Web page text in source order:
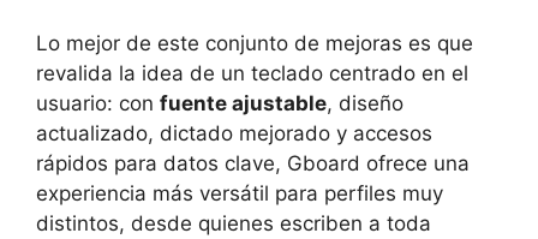
Lo mejor de este conjunto de mejoras es que
revalida la idea de un teclado centrado en el
usuario: con fuente ajustable, diseño
actualizado, dictado mejorado y accesos
rápidos para datos clave, Gboard ofrece una
experiencia más versátil para perfiles muy
distintos, desde quienes escriben a toda